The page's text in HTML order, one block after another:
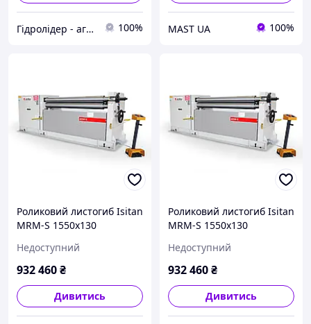
Гідролідер - агротехніка, промислове та будівельне обладнання 100% MAST UA 100%
Роликовий листогиб Isitan
MRM-S 1550x130
Недоступний
932 460₴
Дивитись
Роликовий листогиб Isitan
MRM-S 1550x130
Недоступний
932 460₴
Дивитись